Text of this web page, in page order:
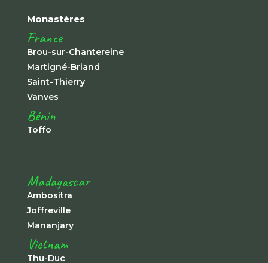
Monastères
France
Brou-sur-Chantereine
Martigné-Briand
Saint-Thierry
Vanves
Bénin
Toffo
Madagascar
Ambositra
Joffreville
Mananjary
Vietnam
Thu-Duc